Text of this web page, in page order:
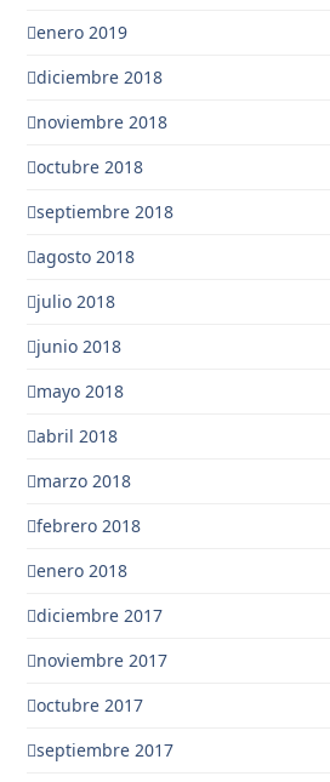
enero 2019
diciembre 2018
noviembre 2018
octubre 2018
septiembre 2018
agosto 2018
julio 2018
junio 2018
mayo 2018
abril 2018
marzo 2018
febrero 2018
enero 2018
diciembre 2017
noviembre 2017
octubre 2017
septiembre 2017